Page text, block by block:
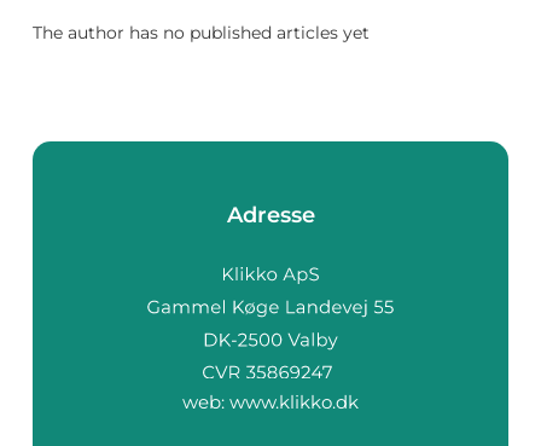
The author has no published articles yet
Adresse
web: www.klikko.dk